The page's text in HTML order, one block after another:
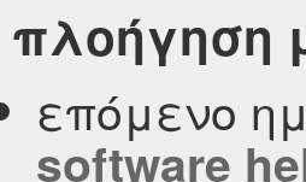
πλοήγηση
επόμενο
software